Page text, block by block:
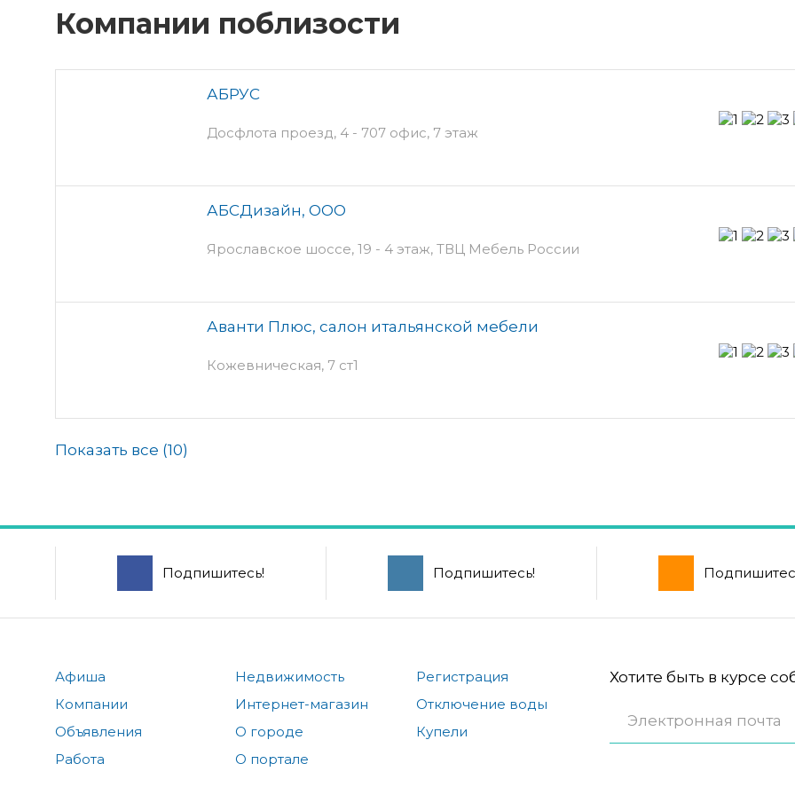
Компании поблизости
АБРУС
Досфлота проезд, 4 - 707 офис, 7 этаж
АБСДизайн, ООО
Ярославское шоссе, 19 - 4 этаж, ТВЦ Мебель России
Аванти Плюс, салон итальянской мебели
Кожевническая, 7 ст1
Показать все (10)
Подпишитесь! Подпишитесь!
Афиша
Компании
Объявления
Работа
Недвижимость
Интернет-магазин
О городе
О портале
Регистрация
Отключение воды
Купели
Хотите быть в курсе